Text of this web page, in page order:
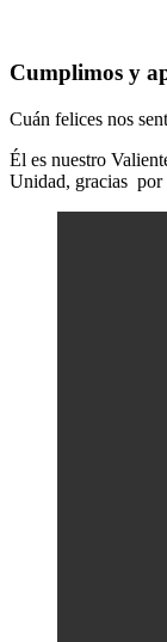
Cumplimos y
Cuán felices nos
Él es nuestro
Unidad, gracias por